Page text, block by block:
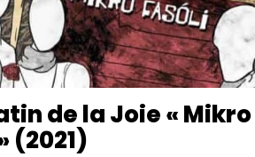
de la Joie « Mikro
(2021)